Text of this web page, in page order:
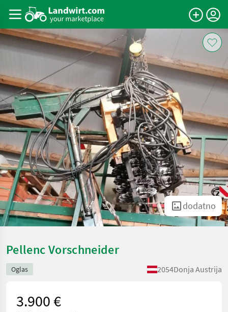
dodatno
Pellenc Vorschneider
Oglas 2054Donja Austrija
3.900 €